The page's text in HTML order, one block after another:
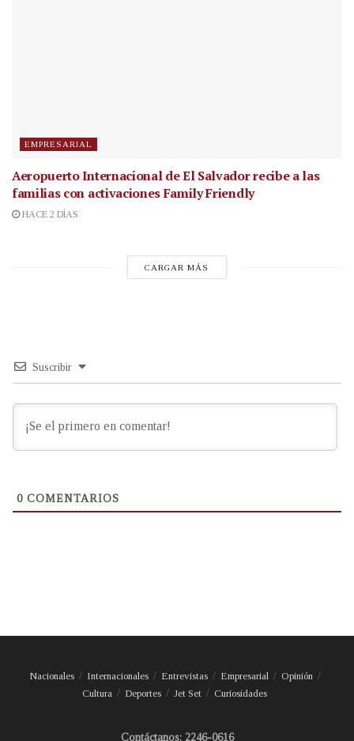
EMPRESARIAL
Aeropuerto Internacional de El Salvador recibe a las
familias con activaciones Family Friendly
HACE 2 DÍAS
CARGAR MÁS
Suscribir
0 COMENTARIOS
Nacionales Internacionales Entrevistas Empresarial
Opinión
Cultura
Deportes Jet Set Curiosidades
Contáctanos: 2246-0616